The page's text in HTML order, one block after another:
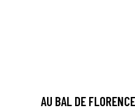
AU BAL DE